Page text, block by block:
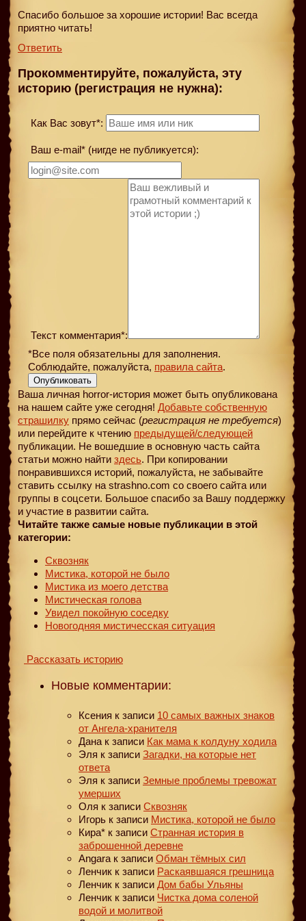
Спасибо большое за хорошие истории! Вас всегда
приятно читать!
Ответить
Прокомментируйте, пожалуйста, эту
историю (регистрация не нужна):
Как Вас зовут*:
Ваш e-mail* (нигде не публикуется):
Текст комментария*:
*Все поля обязательны для заполнения.
Соблюдайте, пожалуйста, правила сайта.
Опубликовать
Ваша личная horror-история может быть опубликована
на нашем сайте уже сегодня! Добавьте собственную
страшилку прямо сейчас (регистрация не требуется)
или перейдите к чтению предыдущей/следующей
публикации. Не вошедшие в основную часть сайта
статьи можно найти здесь. При копировании
понравившихся историй, пожалуйста, не забывайте
ставить ссылку на strashno.com со своего сайта или
группы в соцсети. Большое спасибо за Вашу поддержку
и участие в развитии сайта.
Читайте также самые новые публикации в этой
категории:
Сквозняк
Мистика, которой не было
Мистика из моего детства
Мистическая голова
Увидел покойную соседку
Новогодняя мистичесская ситуация
Рассказать историю
Новые комментарии:
Ксения к записи 10 самых важных знаков
от Ангела-хранителя
Дана к записи Как мама к колдуну ходила
Эля к записи Загадки, на которые нет
ответа
Эля к записи Земные проблемы тревожат
умерших
Оля к записи Сквозняк
Игорь к записи Мистика, которой не было
Кира* к записи Странная история в
заброшенной деревне
Angara к записи Обман тёмных сил
Ленчик к записи Раскаявшаяся грешница
Ленчик к записи Дом бабы Ульяны
Ленчик к записи Чистка дома соленой
водой и молитвой